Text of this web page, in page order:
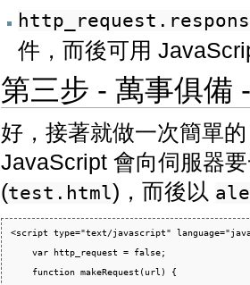
件，而後可用
第三步 - 萬事俱備
好，接著就做一次簡單
JavaScript 會向伺服器
(test.html)，而後以
<script type="text/javascript"
    var http_request = false;
    function makeRequest(url) {